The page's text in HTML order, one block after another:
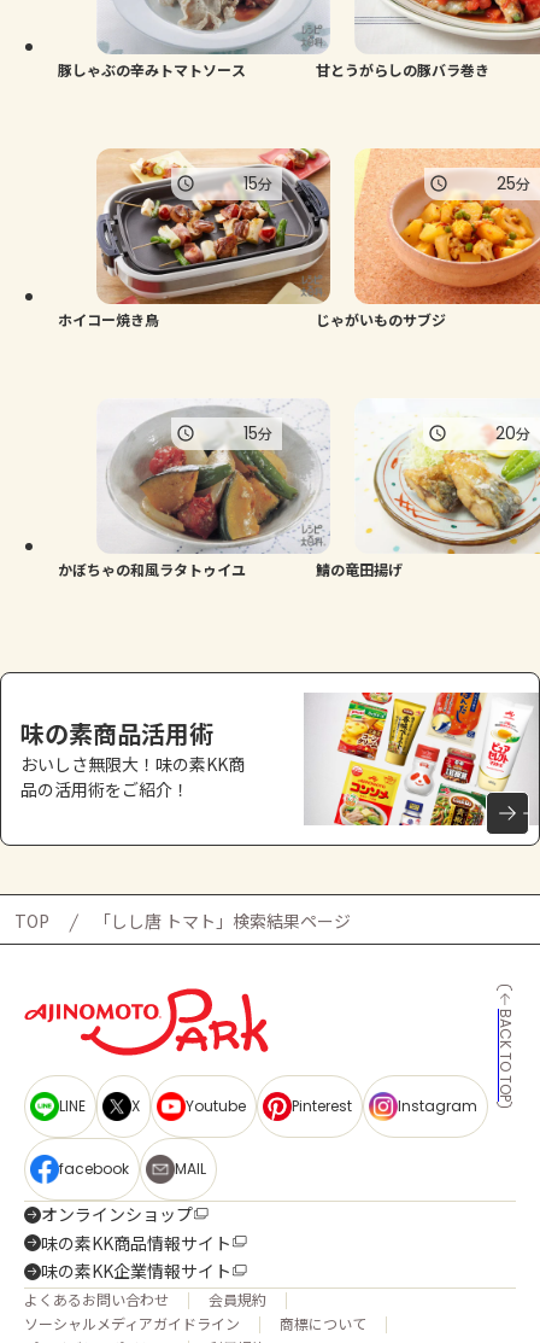
豚しゃぶの辛みトマトソース 甘とうがらしの豚バラ巻き
ホイコー焼き鳥
15分
じゃがいものサブジ
25分
かぼちゃの和風ラタトゥイユ
15分
鯖の竜田揚げ
20分
味の素商品活用術
おいしさ無限大！味の素KK商
品の活用術をご紹介！
TOP 「しし唐 トマト」検索結果ページ
BACK TO TOP
LINE X Youtube Pinterest Instagram
facebook MAIL
オンラインショップ
味の素KK商品情報サイト
味の素KK企業情報サイト
よくあるお問い合わせ
会員規約
ソーシャルメディアガイドライン
商標について